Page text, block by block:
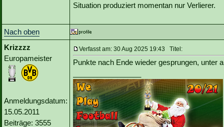
Situation produziert momentan nur Verlierer.
Nach oben
Krizzzz
Europameister
Anmeldungsdatum:
15.05.2011
Beiträge: 3555
Verfasst am: 30 Aug 2025 19:43 Titel:
Punkte nach Ende wieder gesprungen, unter